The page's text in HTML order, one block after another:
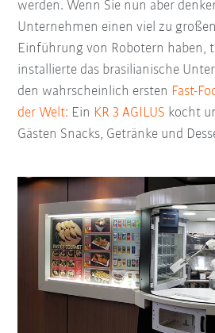
werden. Wenn Sie nun aber
Unternehmen einen viel zu
Einführung von Robotern haben,
installierte das brasilianische
den wahrscheinlich ersten Fast-
der Welt: Ein KR 3 AGILUS kocht
Gästen Snacks, Getränke und